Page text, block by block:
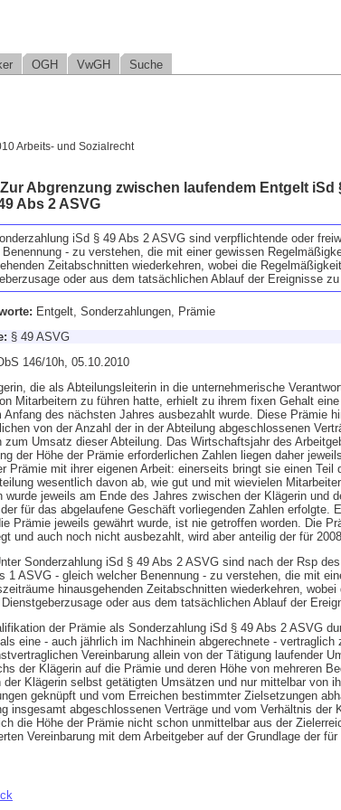
OGH VwGH Suche
Arbeits- und Sozialrecht
Abgrenzung zwischen laufendem Entgelt
Abs 2 ASVG
iSd § 49 Abs 2 ASVG sind verpflichtende oder
Benennung - zu verstehen, die mit einer gewissen
Zeitabschnitten wiederkehren, wobei die
oder aus dem tatsächlichen Ablauf der Ereignisse
Entgelt, Sonderzahlungen, Prämie
§ 49 ASVG
146/10h, 05.10.2010
die als Abteilungsleiterin in die unternehmerische
Mitarbeitern zu führen hatte, erhielt zu ihrem fixen Gehalt
Anfang des nächsten Jahres ausbezahlt wurde. Diese Prämie
von der Anzahl der in der Abteilung abgeschlossenen
zum Umsatz dieser Abteilung. Das Wirtschaftsjahr des
der Höhe der Prämie erforderlichen Zahlen liegen daher
Prämie mit ihrer eigenen Arbeit: einerseits bringt sie einen
wesentlich davon ab, wie gut und mit wievielen
wurde jeweils am Ende des Jahres zwischen der Klägerin und
für das abgelaufene Geschäft vorliegenden Zahlen erfolgte.
Prämie jeweils gewährt wurde, ist nie getroffen worden. Die
und auch noch nicht ausbezahlt, wird aber anteilig der für
Sonderzahlung iSd § 49 Abs 2 ASVG sind nach der Rsp
1 ASVG - gleich welcher Benennung - zu verstehen, die mit
hinausgehenden Zeitabschnitten wiederkehren,
oder aus dem tatsächlichen Ablauf der
der Prämie als Sonderzahlung iSd § 49 Abs 2 ASVG
eine - auch jährlich im Nachhinein abgerechnete -
Vereinbarung allein von der Tätigung laufender
der Klägerin auf die Prämie und deren Höhe von mehreren
der Klägerin selbst getätigten Umsätzen und nur mittelbar von
geknüpft und vom Erreichen bestimmter Zielsetzungen
insgesamt abgeschlossenen Verträge und vom Verhältnis
die Höhe der Prämie nicht schon unmittelbar aus der
Vereinbarung mit dem Arbeitgeber auf der Grundlage der